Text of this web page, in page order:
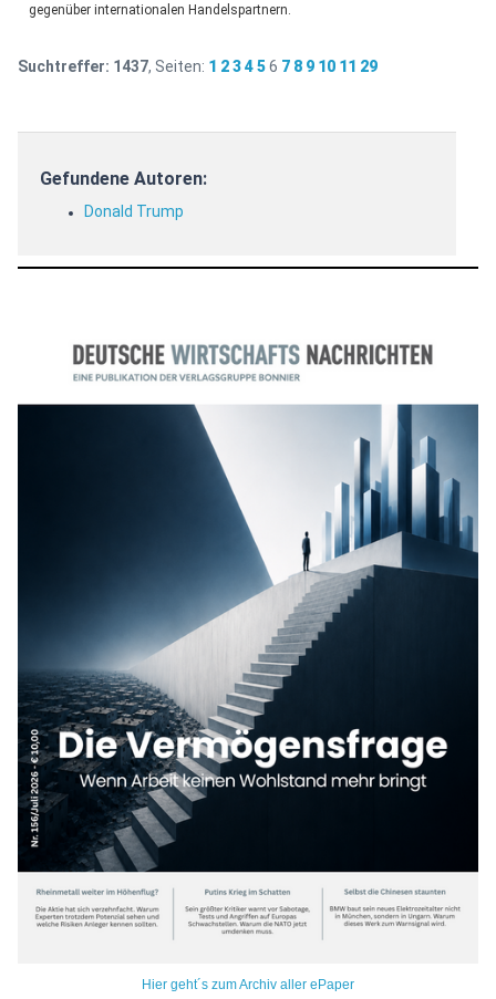
gegenüber internationalen Handelspartnern.
Suchtreffer: 1437, Seiten: 1 2 3 4 5 6 7 8 9 10 11 29
Gefundene Autoren:
Donald Trump
Hier geht´s zum Archiv aller ePaper